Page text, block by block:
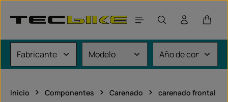
El
Inicio Componentes Carenado carenado frontal